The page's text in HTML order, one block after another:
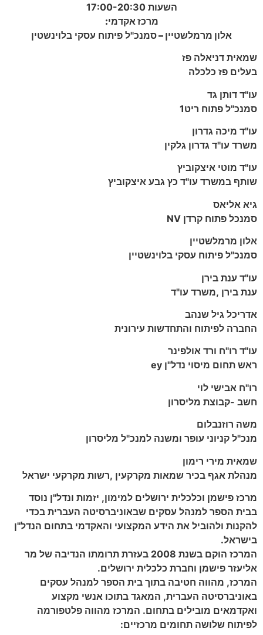
השעות 17:00-20:30
מרכז אקדמי:
אלון‭ ‬מרמלשטיין –
סמנכ‭"‬ל‭ ‬פיתוח‭ ‬עסקי‭ ‬בלוינשטין
שמאית‭ ‬דניאלה‭ ‬פז
בעלים‭ ‬פז‭ ‬כלכלה
עו‭"‬ד‭ ‬דותן‭ ‬גד
סמנכ‭"‬ל‭ ‬פתוח‭ ‬ריט‭ ‬1
עו‭"‬ד‭ ‬מיכה‭ ‬גדרון
משרד‭ ‬עו‭"‬ד‭ ‬גדרון‭ ‬גלקין
עו‭"‬ד‭ ‬מוטי‭ ‬איצקוביץ
שותף‭ ‬במשרד‭ ‬עו‭"‬ד‭ ‬כץ‭ ‬גבע‭ ‬איצקוביץ
גיא‭ ‬אליאס
סמנכל‭ ‬פתוח‭ ‬קרדן ‭ ‬NV
אלון‭ ‬מרמלשטיין
סמנכ‭"‬ל‭ ‬פיתוח‭ ‬עסקי‭ ‬בלוינשטיין
עו‭"‬ד‭ ‬ענת‭ ‬בירן
ענת‭ ‬בירן‭, ‬משרד‭ ‬עו‭"‬ד
אדריכל‭ ‬גיל‭ ‬שנהב
החברה‭ ‬לפיתוח‭ ‬והתחדשות‭ ‬עירונית
עו‭"‬ד‭ ‬רו‭"‬ח‭ ‬ורד‭ ‬אולפינר
ראש‭ ‬תחום‭ ‬מיסוי‭ ‬נדל‭"‬ן ‭ ‬ey
רו‭"‬ח‭ ‬אבישי‭ ‬לוי
חשב‭- ‬קבוצת‭ ‬מליסרון
משה‭ ‬רוזנבלום
מנכ‭"‬ל‭ ‬קניוני‭ ‬עופר ומשנה למנכ"ל מליסרון
שמאית‭ ‬מירי‭ ‬רימון
‬מנהלת‭ ‬אגף‭ ‬בכיר‭ ‬שמאות‭ ‬מקרקעין‭, ‬רשות‭ ‬מקרקעי‭ ‬ישראל
מרכז פישמן וכלכלית ירושלים למימון, יזמות ונדל"ן נוסד
בבית הספר למנהל עסקים שבאוניברסיטה העברית בכדי
להקנות ולהוביל את הידע המקצועי והאקדמי בתחום הנדל"ן
בישראל.
המרכז הוקם בשנת 2008 בעזרת תרומתו הנדיבה של מר
אליעזר פישמן וחברת כלכלית ירושלים.
המרכז, מהווה חטיבה בתוך בית הספר למנהל עסקים
באוניברסיטה העברית, המאגד בתוכו אנשי מקצוע
ואקדמאים מובילים בתחום. המרכז מהווה פלטפורמה
לפיתוח שלושה תחומים מרכזיים: